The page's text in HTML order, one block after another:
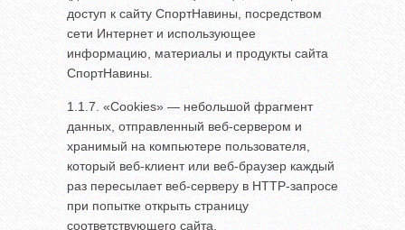
доступ к сайту СпортНавины, посредством
сети Интернет и использующее
информацию, материалы и продукты сайта
СпортНавины.
1.1.7. «Cookies» — небольшой фрагмент
данных, отправленный веб-сервером и
хранимый на компьютере пользователя,
который веб-клиент или веб-браузер каждый
раз пересылает веб-серверу в HTTP-запросе
при попытке открыть страницу
соответствующего сайта.